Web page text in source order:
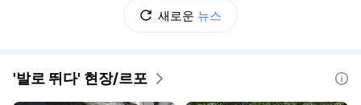
새로운 뉴스
'발로 뛰다' 현장/르포